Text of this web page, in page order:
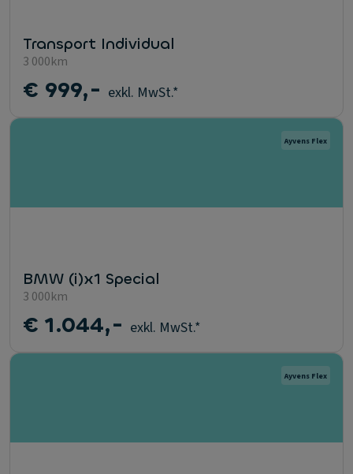
Transport Individual
3 000km
€ 999,- exkl. MwSt.*
Ayvens Flex
BMW (i)x1 Special
3 000km
€ 1.044,- exkl. MwSt.*
Ayvens Flex